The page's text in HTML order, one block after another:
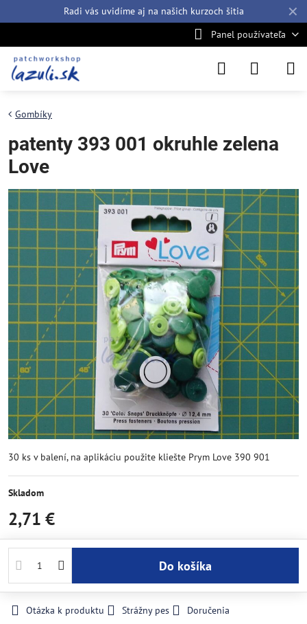
✕
Radi vás uvidíme aj na našich kurzoch šitia
Panel používateľa
Gombíky
patenty 393 001 okruhle zelena
Love
30 ks v balení, na aplikáciu použite kliešte Prym Love 390 901
Skladom
2,71 €
Do košíka
Otázka k produktu Strážny pes
Doručenia